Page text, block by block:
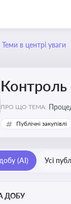
Теми в центрі уваги
Контроль
ПРО ЩО ТЕМА:
Публічні закупівлі
(AI) Усі
ДОБУ